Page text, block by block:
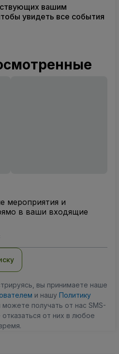
вашим
увидеть все события
мероприятия и
в ваши входящие
вы принимаете наше
и нашу Политику
можете получать от нас SMS-
от них в любое